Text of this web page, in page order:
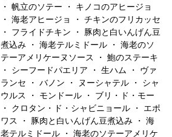
・ 帆立のソテー ・ キノコのアヒージョ
・ 海老アヒージョ ・ チキンのフリカッセ
・ フライドチキン ・ 豚肉と白いんげん豆
煮込み ・ 海老テルミドール ・ 海老のソ
テーアメリケーヌソース ・ 鮑のステーキ
・ シーフードパエリア ・ 生ハム ・ ヴァ
ランセ ・ バノン ・ ヌーシャテル ・ シャ
ウルス ・ モンドール ・ ブリ・ド・モー
・ クロタン・ド・シャビニョール ・ エポ
ワス ・ 豚肉と白いんげん豆煮込み ・ 海
老テルミドール ・ 海老のソテーアメリケ